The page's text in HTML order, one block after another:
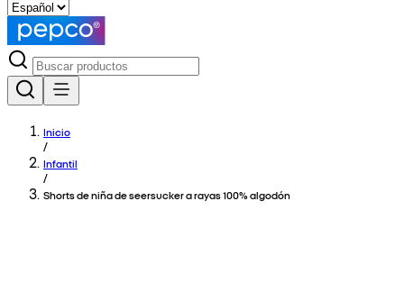
Inicio
/
Infantil
/
Shorts de niña de seersucker a rayas 100% algodón